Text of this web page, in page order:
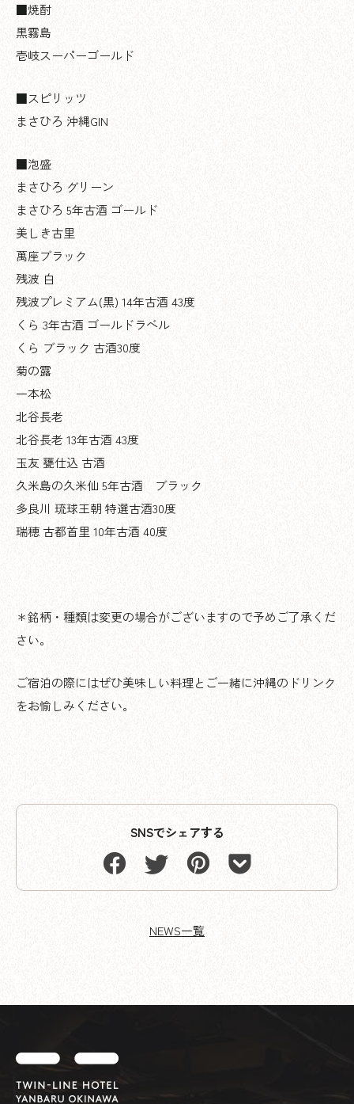
■焼酎
黒霧島
壱岐スーパーゴールド
■スピリッツ
まさひろ 沖縄GIN
■泡盛
まさひろ グリーン
まさひろ 5年古酒 ゴールド
美しき古里
萬座ブラック
残波 白
残波プレミアム(黒) 14年古酒 43度
くら 3年古酒 ゴールドラベル
くら ブラック 古酒30度
菊の露
一本松
北谷長老
北谷長老 13年古酒 43度
玉友 甕仕込 古酒
久米島の久米仙 5年古酒 ブラック
多良川 琉球王朝 特選古酒30度
瑞穂 古都首里 10年古酒 40度
＊銘柄・種類は変更の場合がございますので予めご了承くだ
さい。
ご宿泊の際にはぜひ美味しい料理とご一緒に沖縄のドリンク
をお愉しみください。
SNSでシェアする
NEWS一覧